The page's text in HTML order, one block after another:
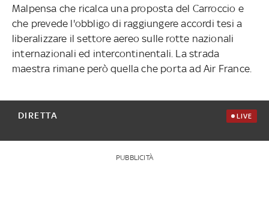
Malpensa che ricalca una proposta del Carroccio e
che prevede l'obbligo di raggiungere accordi tesi a
liberalizzare il settore aereo sulle rotte nazionali
internazionali ed intercontinentali. La strada
maestra rimane però quella che porta ad Air France.
DIRETTA LIVE
PUBBLICITÀ